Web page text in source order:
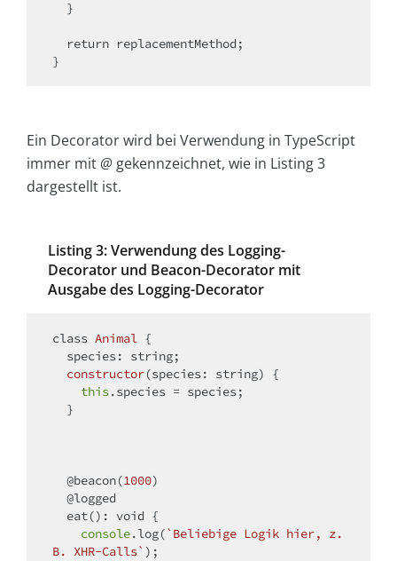
return replacementMethod;
Ein Decorator wird bei Verwendung in TypeScript
immer mit@ gekennzeichnet, wie in Listing 3
dargestellt ist.
Listing 3: Verwendung des Logging-
Decorator und Beacon-Decorator mit
Ausgabe des Logging-Decorator
class Animal {
species: string;
constructor(species: string)
{
this.species = species;
  @beacon(
1000)
  eat():
void {
console.log(`Beliebige Logik hier, z.
B. XHR-Calls` );